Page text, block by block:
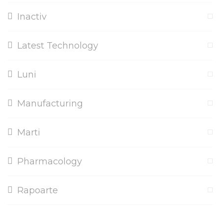
Inactiv
Latest Technology
Luni
Manufacturing
Marti
Pharmacology
Rapoarte